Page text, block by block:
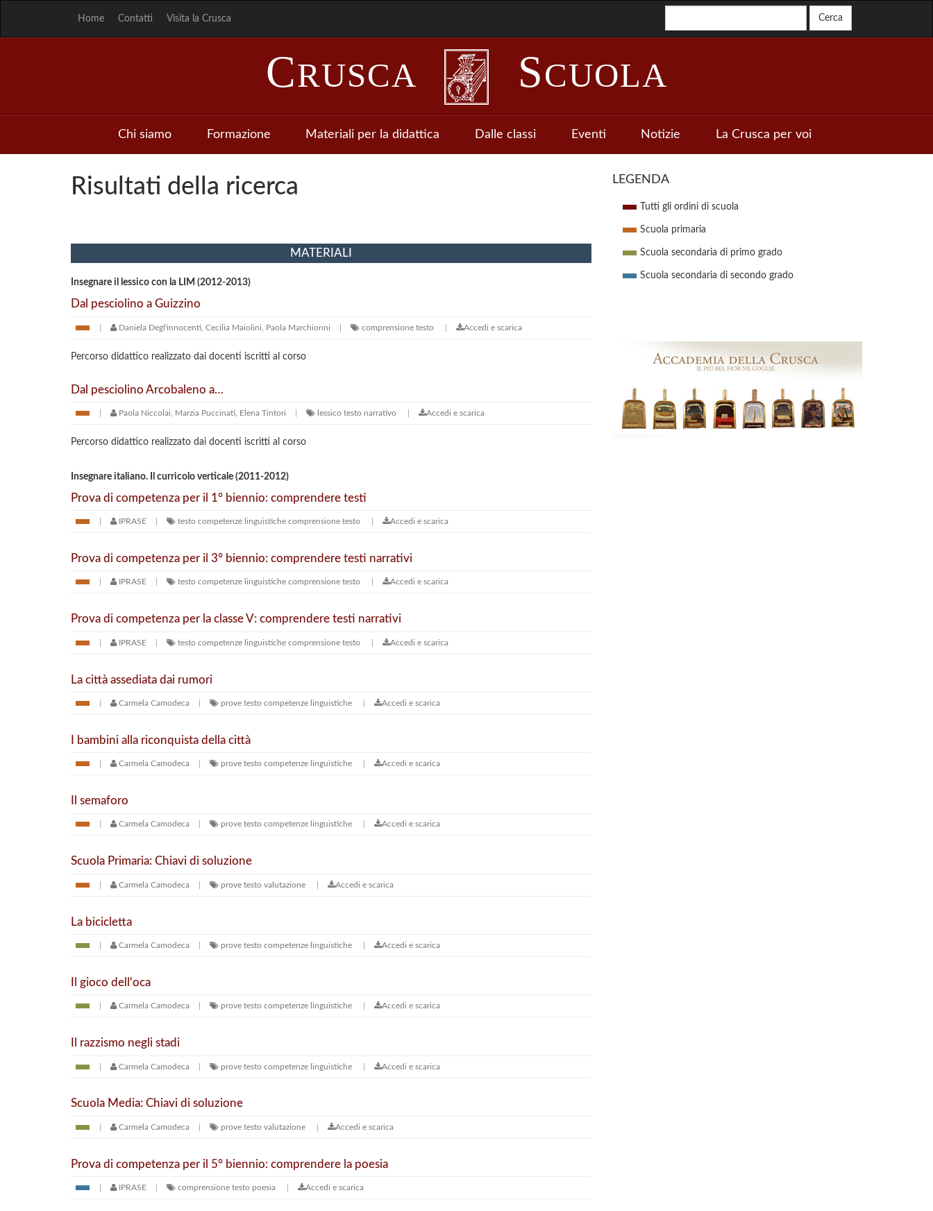
Home Contatti Visita la Crusca
CRUSCA SCUOLA
Chi siamo Formazione Materiali per la didattica Dalle classi Eventi Notizie La Crusca per voi
Risultati della ricerca
MATERIALI
Insegnare il lessico con la LIM (2012-2013)
Dal pesciolino a Guizzino
Daniela Degl'innocenti, Cecilia Maiolini, Paola Marchionni comprensione testo Accedi e scarica
Percorso didattico realizzato dai docenti iscritti al corso
Dal pesciolino Arcobaleno a…
Paola Niccolai, Marzia Puccinati, Elena Tintori lessico testo narrativo Accedi e scarica
Percorso didattico realizzato dai docenti iscritti al corso
Insegnare italiano. Il curricolo verticale (2011-2012)
Prova di competenza per il 1° biennio: comprendere testi
IPRASE testo competenze linguistiche comprensione testo Accedi e scarica
Prova di competenza per il 3° biennio: comprendere testi narrativi
IPRASE testo competenze linguistiche comprensione testo Accedi e scarica
Prova di competenza per la classe V: comprendere testi narrativi
IPRASE testo competenze linguistiche comprensione testo Accedi e scarica
La città assediata dai rumori
Carmela Camodeca prove testo competenze linguistiche Accedi e scarica
I bambini alla riconquista della città
Carmela Camodeca prove testo competenze linguistiche Accedi e scarica
Il semaforo
Carmela Camodeca prove testo competenze linguistiche Accedi e scarica
Scuola Primaria: Chiavi di soluzione
Carmela Camodeca prove testo valutazione Accedi e scarica
La bicicletta
Carmela Camodeca prove testo competenze linguistiche Accedi e scarica
Il gioco dell'oca
Carmela Camodeca prove testo competenze linguistiche Accedi e scarica
Il razzismo negli stadi
Carmela Camodeca prove testo competenze linguistiche Accedi e scarica
Scuola Media: Chiavi di soluzione
Carmela Camodeca prove testo valutazione Accedi e scarica
Prova di competenza per il 5° biennio: comprendere la poesia
IPRASE comprensione testo poesia Accedi e scarica
LEGENDA
Tutti gli ordini di scuola
Scuola primaria
Scuola secondaria di primo grado
Scuola secondaria di secondo grado